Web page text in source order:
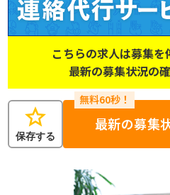
こちらの求人は募集を
最新の募集状況の
star
保存する
最新の募集